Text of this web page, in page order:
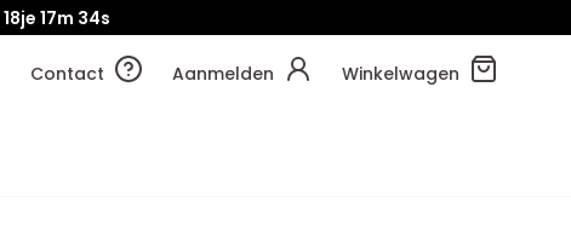
18je 17m 33s
Contact Aanmelden Winkelwagen